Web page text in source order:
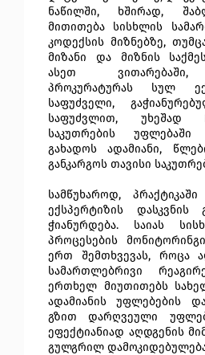
ნაწილში, ხშირად,
მითითება სისხლის
კოდექსის მიზნებზე,
მიზანი და მიზნის
ასეთ ვითარებაში,
პროკურატურას სულ
საფუძველი,
საფუძვლით, უხეშად
საკუთრების
გახადოს ადამიანი,
განკარგოს თავისი
სამწუხაროდ,
ექსპერტიზის დასკვნის
ჭიანურდება. საიას
პროცესების
ერთ შემთხვევას, როცა
სამართლებრივი
ერთხელ მიუთითებს
ადამიანის უფლებების
გზით დარღვეული
ეფექტიანიად აღდგენის
გულგრილ